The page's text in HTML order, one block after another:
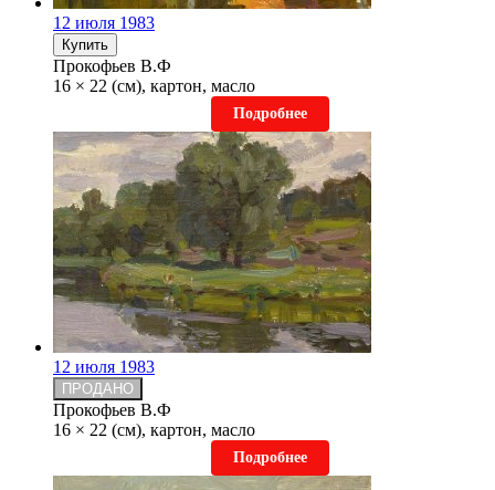
12 июля 1983
Купить
Прокофьев В.Ф
16 × 22 (см), картон, масло
Подробнее
12 июля 1983
ПРОДАНО
Прокофьев В.Ф
16 × 22 (см), картон, масло
Подробнее